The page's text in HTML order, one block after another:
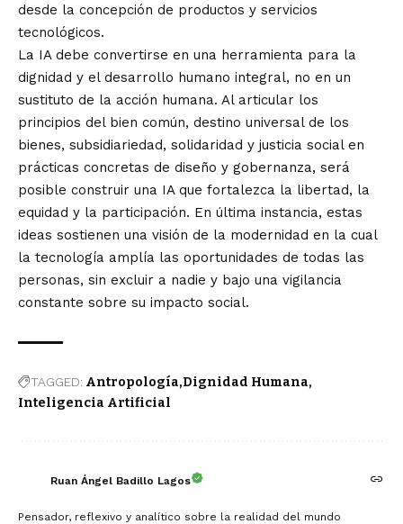
desde la concepción de productos y servicios
tecnológicos.
La IA debe convertirse en una herramienta para la
dignidad y el desarrollo humano integral, no en un
sustituto de la acción humana. Al articular los
principios del bien común, destino universal de los
bienes, subsidiariedad, solidaridad y justicia social en
prácticas concretas de diseño y gobernanza, será
posible construir una IA que fortalezca la libertad, la
equidad y la participación. En última instancia, estas
ideas sostienen una visión de la modernidad en la cual
la tecnología amplía las oportunidades de todas las
personas, sin excluir a nadie y bajo una vigilancia
constante sobre su impacto social.
TAGGED: Antropología Dignidad Humana
Inteligencia Artificial
Ruan Ángel Badillo Lagos
Pensador, reflexivo y analítico sobre la realidad del mundo